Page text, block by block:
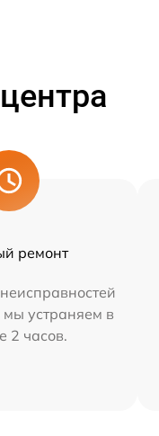
ремонт
мы устраняем в
2 часов.